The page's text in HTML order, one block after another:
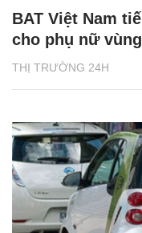
THỊ TRƯỜNG 24H
BAT Việt Nam
cho phụ nữ